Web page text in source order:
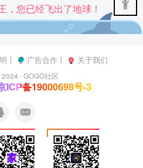
，您已经飞出了地球！
丨 广告合作丨 关于我们
2024 ·GOGO社区
ICP备19000698号-3